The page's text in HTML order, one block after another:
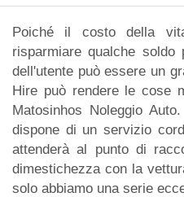
Poiché il costo della
risparmiare qualche
dell'utente può essere un
Hire può rendere le cose
Matosinhos Noleggio
dispone di un servizio
attenderà al punto di
dimestichezza con la
solo abbiamo una serie